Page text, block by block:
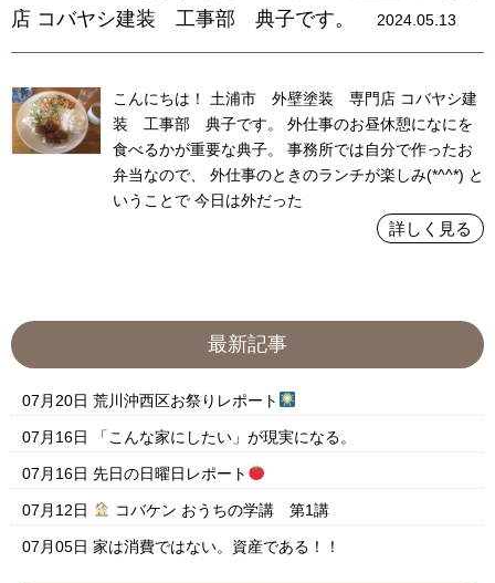
店 コバヤシ建装 工事部 典子です。
2024.05.13
こんにちは！ 土浦市 外壁塗装 専門店 コバヤシ建
装 工事部 典子です。 外仕事のお昼休憩になにを
食べるかが重要な典子。 事務所では自分で作ったお
弁当なので、 外仕事のときのランチが楽しみ(*^^*) と
いうことで 今日は外だった
詳しく見る
最新記事
07月20日 荒川沖西区お祭りレポート
07月16日 「こんな家にしたい」が現実になる。
07月16日 先日の日曜日レポート
07月12日 コバケン おうちの学講 第1講
07月05日 家は消費ではない。資産である！！